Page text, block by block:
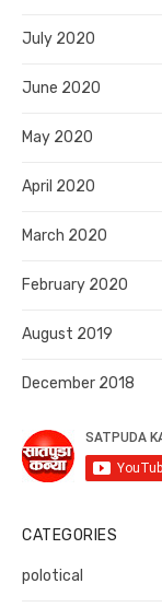
July 2020
June 2020
May 2020
April 2020
March 2020
February 2020
August 2019
December 2018
CATEGORIES
polotical